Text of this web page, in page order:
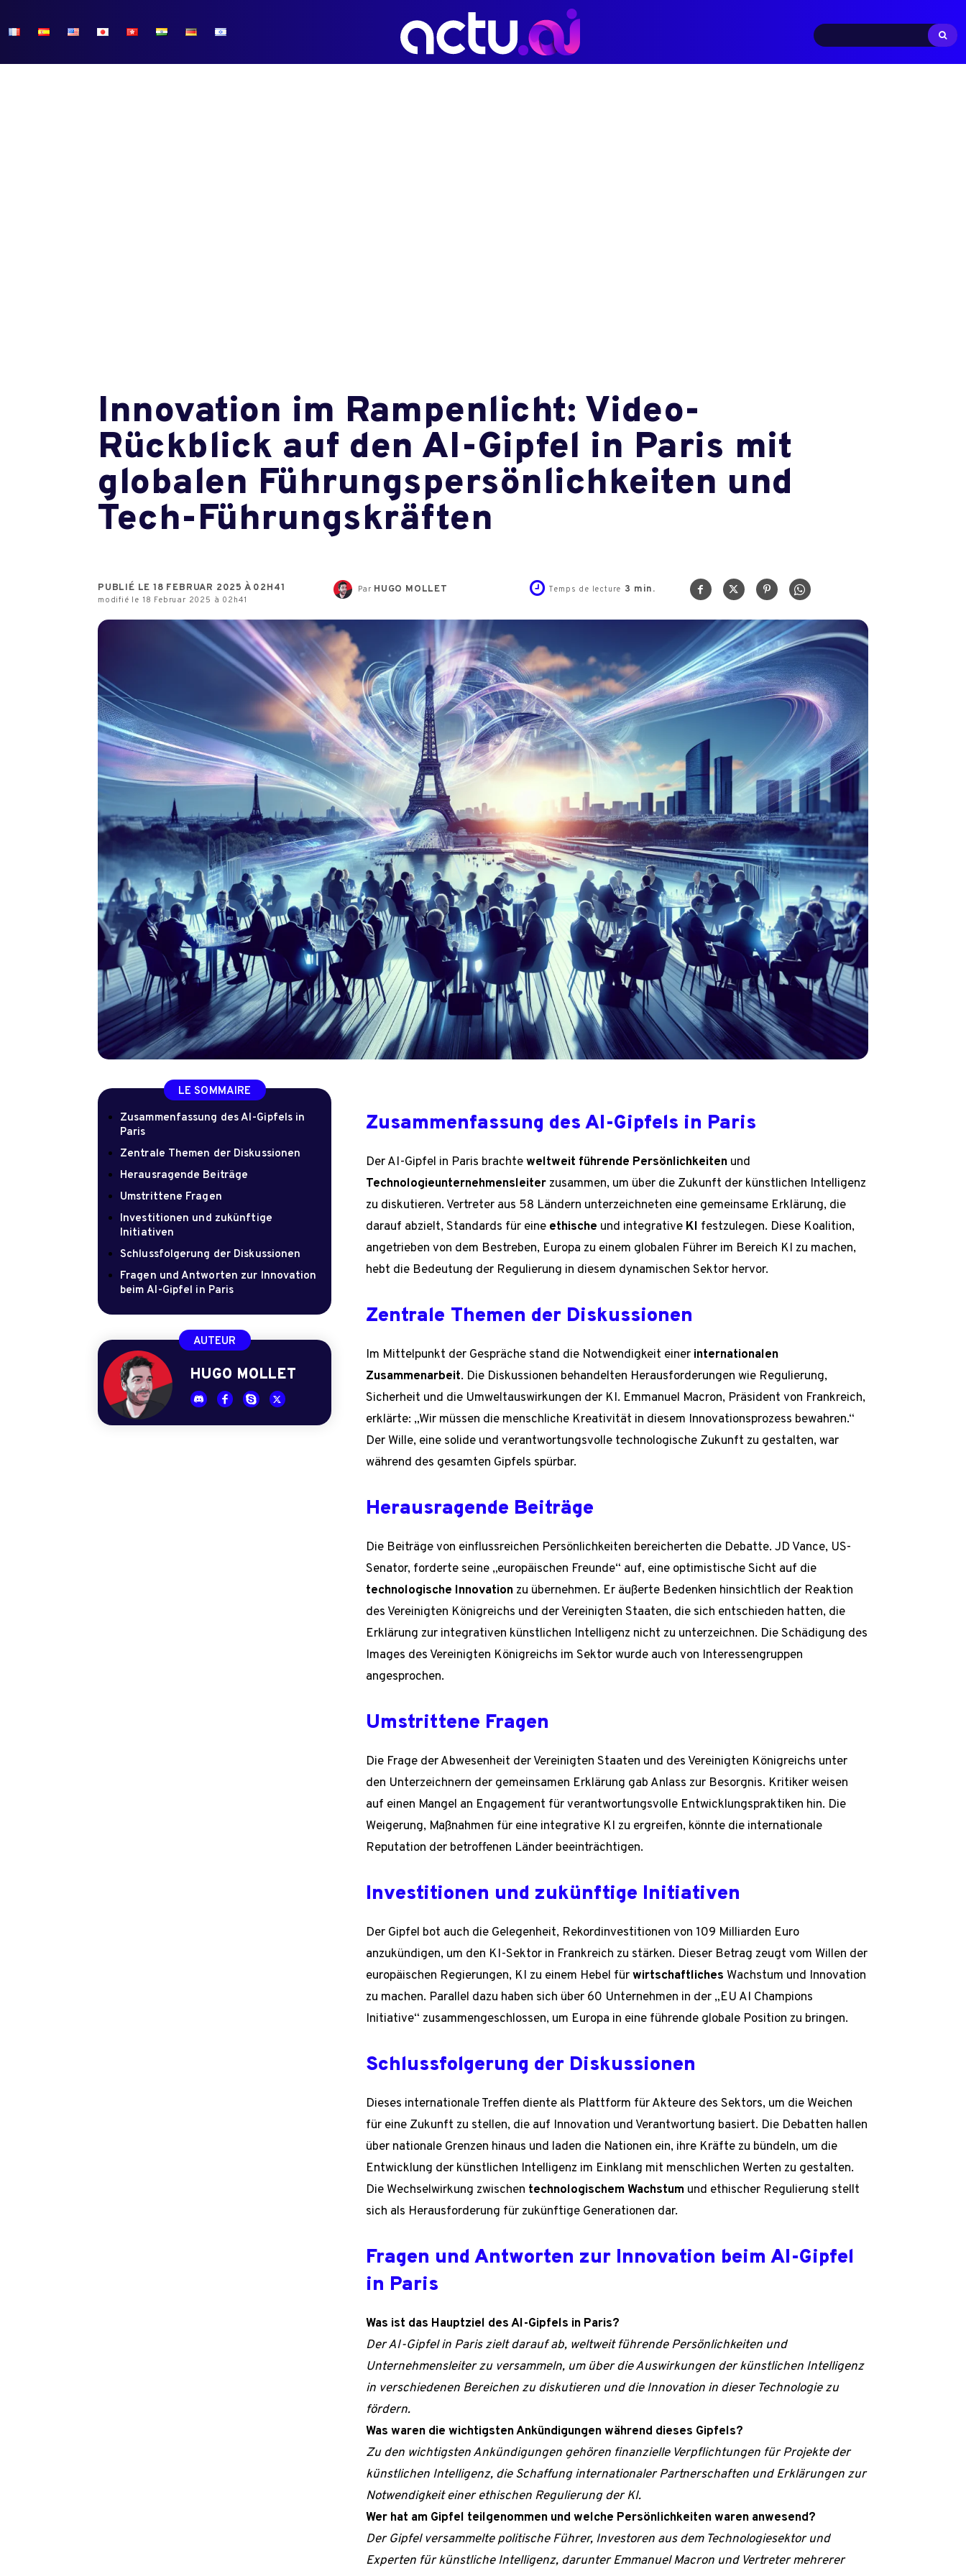
Innovation im Rampenlicht: Video-
Rückblick auf den AI-Gipfel in Paris mit
globalen Führungspersönlichkeiten und
Tech-Führungskräften
PUBLIÉ LE 18 FEBRUAR 2025 À 02H41
modifié le 18 Februar 2025 à 02h41
Par HUGO MOLLET Temps de lecture 3 min.
LE SOMMAIRE
Zusammenfassung des AI-Gipfels in
Paris
Zentrale Themen der Diskussionen
Herausragende Beiträge
Umstrittene Fragen
Investitionen und zukünftige
Initiativen
Schlussfolgerung der Diskussionen
Fragen und Antworten zur Innovation
beim AI-Gipfel in Paris
AUTEUR
HUGO MOLLET
Zusammenfassung des AI-Gipfels in Paris
Der AI-Gipfel in Paris brachteweltweit führende Persönlichkeiten und
Technologieunternehmensleiter zusammen, um über die Zukunft der künstlichen Intelligenz
zu diskutieren. Vertreter aus 58 Ländern unterzeichneten eine gemeinsame Erklärung, die
darauf abzielt, Standards für eine ethische und integrative KI festzulegen. Diese Koalition,
angetrieben von dem Bestreben, Europa zu einem globalen Führer im Bereich KI zu machen,
hebt die Bedeutung der Regulierung in diesem dynamischen Sektor hervor.
Zentrale Themen der Diskussionen
Im Mittelpunkt der Gespräche stand die Notwendigkeit einer internationalen
Zusammenarbeit. Die Diskussionen behandelten Herausforderungen wie Regulierung,
Sicherheit und die Umweltauswirkungen der KI. Emmanuel Macron, Präsident von Frankreich,
erklärte: „Wir müssen die menschliche Kreativität in diesem Innovationsprozess bewahren.“
Der Wille, eine solide und verantwortungsvolle technologische Zukunft zu gestalten, war
während des gesamten Gipfels spürbar.
Herausragende Beiträge
Die Beiträge von einflussreichen Persönlichkeiten bereicherten die Debatte. JD Vance, US-
Senator, forderte seine „europäischen Freunde“ auf, eine optimistische Sicht auf die
technologische Innovation zu übernehmen. Er äußerte Bedenken hinsichtlich der Reaktion
des Vereinigten Königreichs und der Vereinigten Staaten, die sich entschieden hatten, die
Erklärung zur integrativen künstlichen Intelligenz nicht zu unterzeichnen. Die Schädigung des
Images des Vereinigten Königreichs im Sektor wurde auch von Interessengruppen
angesprochen.
Umstrittene Fragen
Die Frage der Abwesenheit der Vereinigten Staaten und des Vereinigten Königreichs unter
den Unterzeichnern der gemeinsamen Erklärung gab Anlass zur Besorgnis. Kritiker weisen
auf einen Mangel an Engagement für verantwortungsvolle Entwicklungspraktiken hin. Die
Weigerung, Maßnahmen für eine integrative KI zu ergreifen, könnte die internationale
Reputation der betroffenen Länder beeinträchtigen.
Investitionen und zukünftige Initiativen
Der Gipfel bot auch die Gelegenheit, Rekordinvestitionen von 109 Milliarden Euro
anzukündigen, um den KI-Sektor in Frankreich zu stärken. Dieser Betrag zeugt vom Willen der
europäischen Regierungen, KI zu einem Hebel fürwirtschaftliches Wachstum und Innovation
zu machen. Parallel dazu haben sich über 60 Unternehmen in der „EU AI Champions
Initiative“ zusammengeschlossen, um Europa in eine führende globale Position zu bringen.
Schlussfolgerung der Diskussionen
Dieses internationale Treffen diente als Plattform für Akteure des Sektors, um die Weichen
für eine Zukunft zu stellen, die auf Innovation und Verantwortung basiert. Die Debatten hallen
über nationale Grenzen hinaus und laden die Nationen ein, ihre Kräfte zu bündeln, um die
Entwicklung der künstlichen Intelligenz im Einklang mit menschlichen Werten zu gestalten.
Die Wechselwirkung zwischen technologischem Wachstum und ethischer Regulierung stellt
sich als Herausforderung für zukünftige Generationen dar.
Fragen und Antworten zur Innovation beim AI-Gipfel
in Paris
Was ist das Hauptziel des AI-Gipfels in Paris?
Der AI-Gipfel in Paris zielt darauf ab, weltweit führende Persönlichkeiten und
Unternehmensleiter zu versammeln, um über die Auswirkungen der künstlichen Intelligenz
in verschiedenen Bereichen zu diskutieren und die Innovation in dieser Technologie zu
fördern.
Was waren die wichtigsten Ankündigungen während dieses Gipfels?
Zu den wichtigsten Ankündigungen gehören finanzielle Verpflichtungen für Projekte der
künstlichen Intelligenz, die Schaffung internationaler Partnerschaften und Erklärungen zur
Notwendigkeit einer ethischen Regulierung der KI.
Wer hat am Gipfel teilgenommen und welche Persönlichkeiten waren anwesend?
Der Gipfel versammelte politische Führer, Investoren aus dem Technologiesektor und
Experten für künstliche Intelligenz, darunter Emmanuel Macron und Vertreter mehrerer